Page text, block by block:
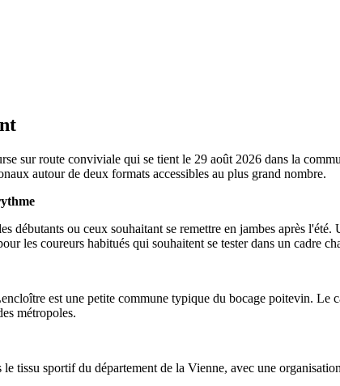
sur route conviviale qui se tient le 29 août 2026 dans la
autour de deux formats accessibles au plus grand nombre.
débutants ou ceux souhaitant se remettre en jambes après
les coureurs habitués qui souhaitent se tester dans un cadre
est une petite commune typique du bocage poitevin. Le
métropoles.
tissu sportif du département de la Vienne, avec une